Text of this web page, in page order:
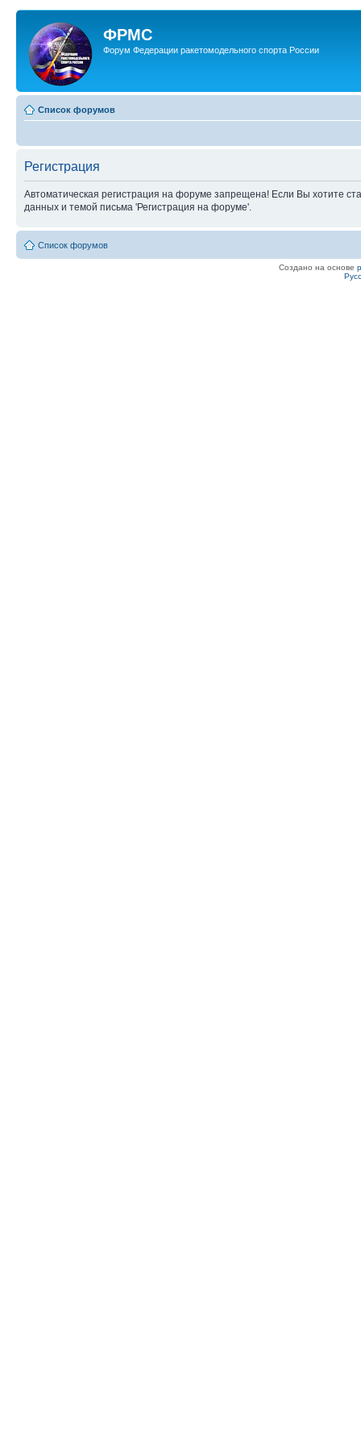
ФРМС
Форум Федерации ракетомодельного спорта России
Список форумов
Регистрация
Автоматическая регистрация на форуме запрещена! Если Вы хотите
данных и темой письма 'Регистрация на форуме'.
Список форумов
Создано на основе